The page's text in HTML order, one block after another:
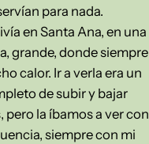
para nada.
en Santa Ana, en una
grande, donde siempre
calor. Ir a verla era un
de subir y bajar
pero la íbamos a ver con
siempre con mi